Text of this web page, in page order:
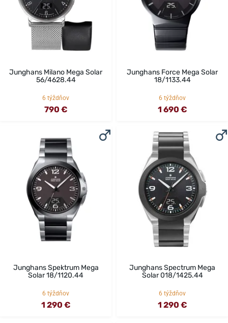
Junghans Milano Mega Solar
56/4628.44
6 týždňov
790 €
Junghans Force Mega Solar
18/1133.44
6 týždňov
1 690 €
Junghans Spektrum Mega
Solar 18/1120.44
6 týždňov
1 290 €
Junghans Spectrum Mega
Solar 018/1425.44
6 týždňov
1 290 €